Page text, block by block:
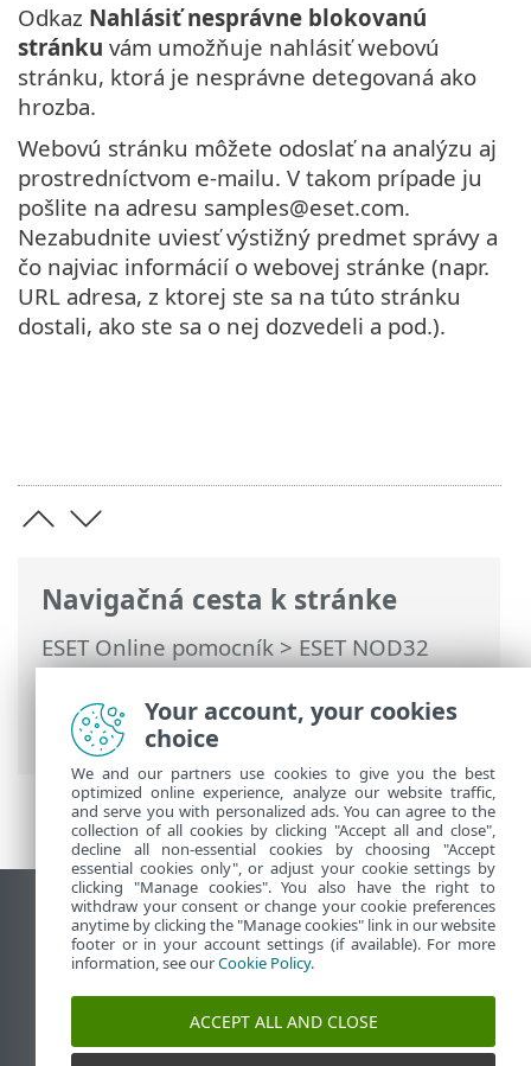
Navigačná cesta k stránke
ESET Online pomocník>ESET NOD32
Antivirus>Práca s programom ESET
NOD32 Antivirus>Nastavenia>Ochrana
internetu
> Antiphishingová ochrana
Odkaz Nahlásiť nesprávne blokovanú
stránku vám umožňuje nahlásiť webovú
stránku, ktorá je nesprávne detegovaná ako
hrozba.
Webovú stránku môžete odoslať na analýzu aj
prostredníctvom e-mailu. V takom prípade ju
pošlite na adresu samples@eset.com.
Nezabudnite uviesť výstižný predmet správy a
čo najviac informácií o webovej stránke (napr.
URL adresa, z ktorej ste sa na túto stránku
dostali, ako ste sa o nej dozvedeli a pod.).
Zobraziť stránku ako na počítači
End of Life
Databáza znalostí ESET
ESET Status Portal
Your account, your cookies
choice
We and our partners use cookies to give you the best
optimized online experience, analyze our website traffic,
and serve you with personalized ads. You can agree to the
collection of all cookies by clicking "Accept all and close",
decline all non-essential cookies by choosing "Accept
essential cookies only", or adjust your cookie settings by
clicking "Manage cookies". You also have the right to
withdraw your consent or change your cookie preferences
anytime by clicking the "Manage cookies" link in our website
footer or in your account settings (if available). For more
information, see ourCookie Policy.
ACCEPT ALL AND CLOSE